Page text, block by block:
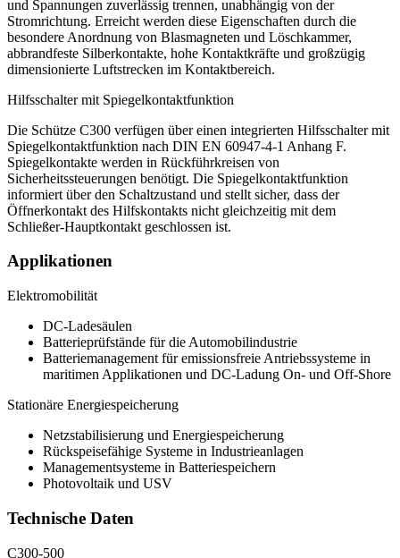
und Spannungen zuverlässig trennen, unabhängig von der
Stromrichtung. Erreicht werden diese Eigenschaften durch die
besondere Anordnung von Blasmagneten und Löschkammer,
abbrandfeste Silberkontakte, hohe Kontaktkräfte und großzügig
dimensionierte Luft­strecken im Kontaktbereich.
Hilfsschalter mit Spiegelkontaktfunktion
Die Schütze C300 verfügen über einen integrierten Hilfsschalter mit
Spiegelkontakt­funktion nach DIN EN 60947-4-1 Anhang F.
Spiegelkontakte werden in Rückführkreisen von
Sicherheitssteuerungen benötigt. Die Spiegelkontakt­funktion
informiert über den Schaltzustand und stellt sicher, dass der
Öffnerkontakt des Hilfskontakts nicht gleichzeitig mit dem
Schließer-Hauptkontakt geschlossen ist.
Applikationen
Elektromobilität
DC-Ladesäulen
Batterieprüfstände für die Automobilindustrie
Batteriemanagement für emissionsfreie Antriebssysteme in
maritimen Applikationen und DC-Ladung On- und Off-Shore
Stationäre Energiespeicherung
Netzstabilisierung und Energiespeicherung
Rückspeisefähige Systeme in Industrieanlagen
Managementsysteme in Batteriespeichern
Photovoltaik und USV
Technische Daten
C300-500